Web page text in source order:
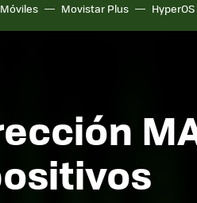
Móviles Movistar Plus HyperOS